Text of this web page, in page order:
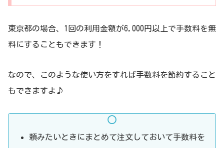
東京都の場合、1回の利用金額が6,000円以上で手数料を無
料にすることもできます！
なので、このような使い方をすれば手数料を節約すること
もできますよ♪
頼みたいときにまとめて注文しておいて手数料を